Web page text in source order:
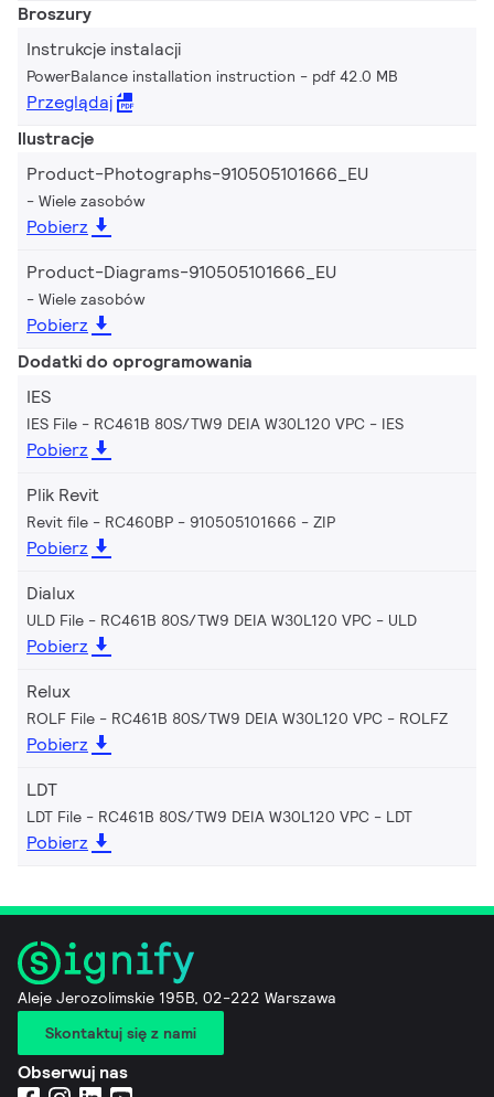
Broszury
Instrukcje instalacji
PowerBalance installation instruction pdf 42.0 MB
Przeglądaj
Ilustracje
Product-Photographs-910505101666_EU
Wiele zasobów
Pobierz
Product-Diagrams-910505101666_EU
Wiele zasobów
Pobierz
Dodatki do oprogramowania
IES
IES File - RC461B 80S/TW9 DEIA W30L120 VPC IES
Pobierz
Plik Revit
Revit file - RC460BP - 910505101666 ZIP
Pobierz
Dialux
ULD File - RC461B 80S/TW9 DEIA W30L120 VPC ULD
Pobierz
Relux
ROLF File - RC461B 80S/TW9 DEIA W30L120 VPC ROLFZ
Pobierz
LDT
LDT File - RC461B 80S/TW9 DEIA W30L120 VPC LDT
Pobierz
Aleje Jerozolimskie 195B, 02-222 Warszawa
Skontaktuj się z nami
Obserwuj nas